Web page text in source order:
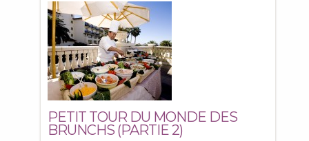
PETIT TOUR DU MONDE DES
BRUNCHS (PARTIE 2)